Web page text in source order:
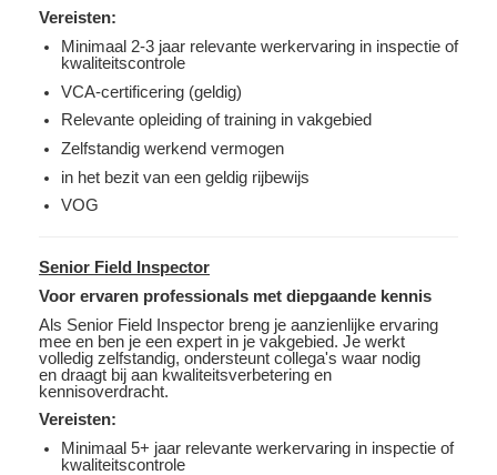
Vereisten:
Minimaal 2-3 jaar relevante werkervaring in inspectie of
kwaliteitscontrole
VCA-certificering (geldig)
Relevante opleiding of training in vakgebied
Zelfstandig werkend vermogen
in het bezit van een geldig rijbewijs
VOG
Senior Field Inspector
Voor ervaren professionals met diepgaande kennis
Als Senior Field Inspector breng je aanzienlijke ervaring
mee en ben je een expert in je vakgebied. Je werkt
volledig zelfstandig, ondersteunt collega's waar nodig
en draagt bij aan kwaliteitsverbetering en
kennisoverdracht.
Vereisten:
Minimaal 5+ jaar relevante werkervaring in inspectie of
kwaliteitscontrole